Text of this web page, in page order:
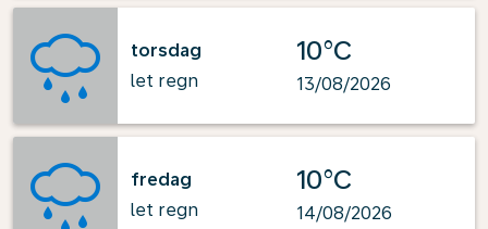
torsdag
let regn
10°C
13/08/2026
fredag
let regn
10°C
14/08/2026